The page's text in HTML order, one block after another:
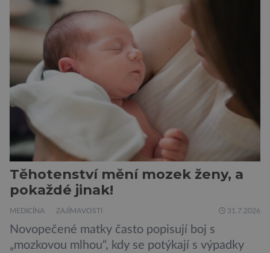
„Místo toho, aby poskytovaly izolované
mononutrienty, jsou rybí konzervy kompletní
potravinou,“ říká nutriční specialista Colin
Robertson a zdůrazňuje […]
Těhotenství mění mozek ženy, a
pokaždé jinak!
MEDICÍNA ZAJÍMAVOSTI 31.7.2026
Novopečené matky často popisují boj s
„mozkovou mlhou“, kdy se potýkají s výpadky